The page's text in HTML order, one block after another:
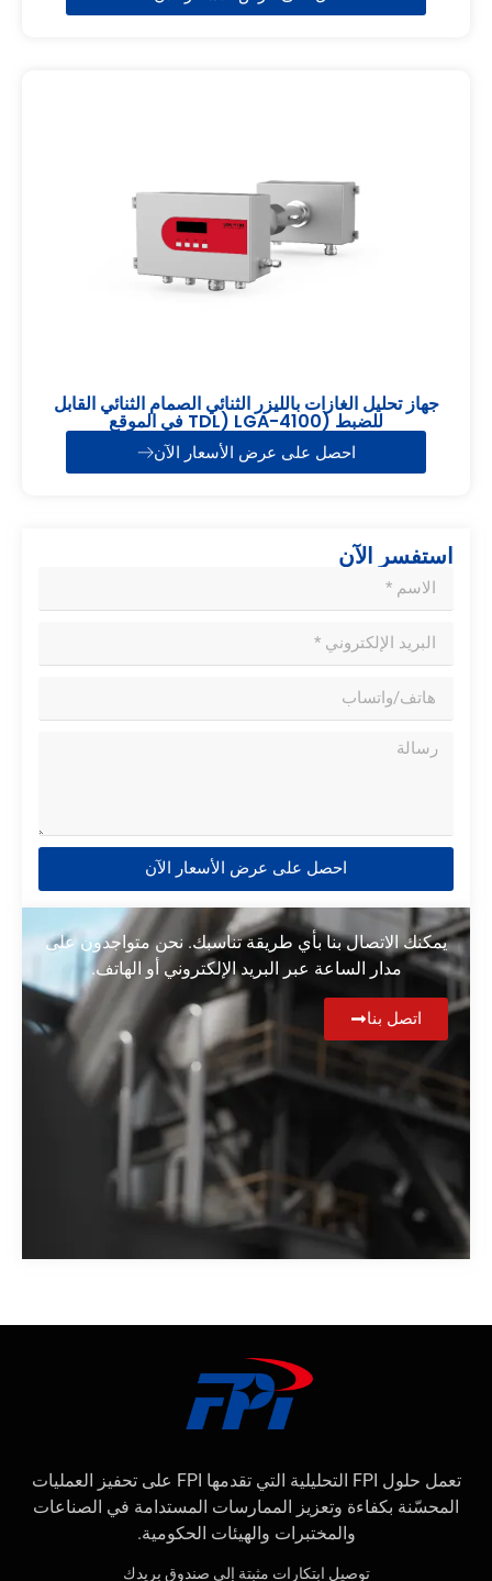
جهاز تحليل الغازات بالليزر الثنائي الصمام الثنائي القابل
للضبط (TDL) LGA-4100 في الموقع
احصل على عرض الأسعار الآن
استفسر الآن
احصل على عرض الأسعار الآن
يمكنك الاتصال بنا بأي طريقة تناسبك. نحن متواجدون على
مدار الساعة عبر البريد الإلكتروني أو الهاتف.
اتصل بنا
تعمل حلول FPI التحليلية التي تقدمها FPI على تحفيز العمليات
المحسّنة بكفاءة وتعزيز الممارسات المستدامة في الصناعات
والمختبرات والهيئات الحكومية.
توصيل ابتكارات مثبتة إلى صندوق بريدك